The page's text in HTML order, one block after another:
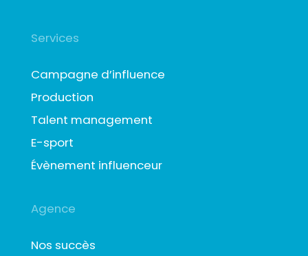
Services
Campagne d’influence
Production
Talent management
E-sport
Évènement influenceur
Agence
Nos succès